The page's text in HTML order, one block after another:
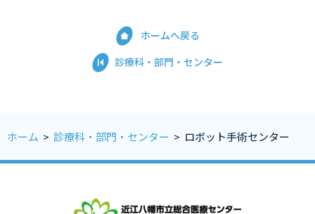
診療科・部門・センター
ホームへ戻る
ホーム > 診療科・部門・センター > ロボット手術センター